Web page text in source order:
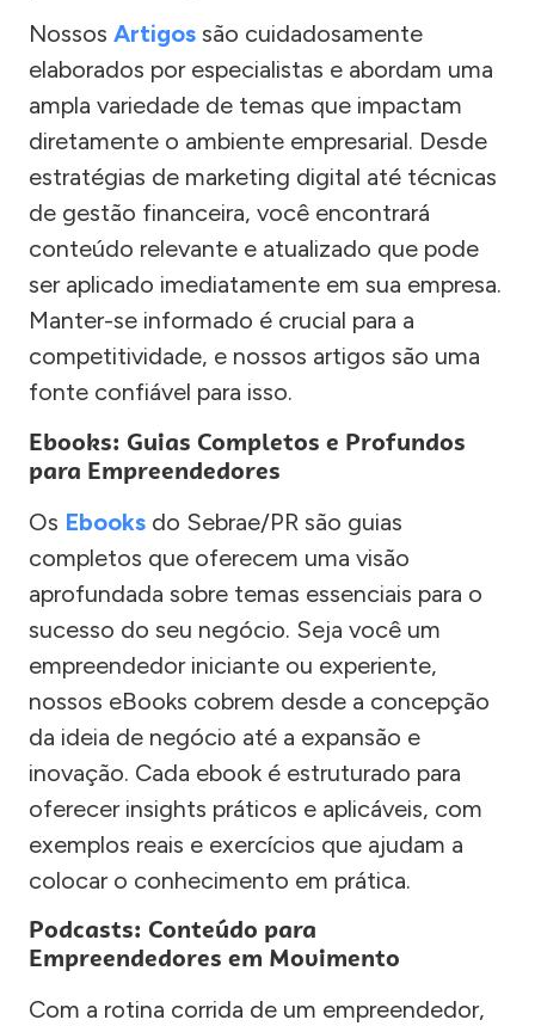
Nossos Artigos são cuidadosamente
elaborados por especialistas e abordam uma
ampla variedade de temas que impactam
diretamente o ambiente empresarial. Desde
estratégias de marketing digital até técnicas
de gestão financeira, você encontrará
conteúdo relevante e atualizado que pode
ser aplicado imediatamente em sua empresa.
Manter-se informado é crucial para a
competitividade, e nossos artigos são uma
fonte confiável para isso.
Ebooks: Guias Completos e Profundos
para Empreendedores
Os Ebooks do Sebrae/PR são guias
completos que oferecem uma visão
aprofundada sobre temas essenciais para o
sucesso do seu negócio. Seja você um
empreendedor iniciante ou experiente,
nossos eBooks cobrem desde a concepção
da ideia de negócio até a expansão e
inovação. Cada ebook é estruturado para
oferecer insights práticos e aplicáveis, com
exemplos reais e exercícios que ajudam a
colocar o conhecimento em prática.
Podcasts: Conteúdo para
Empreendedores em Movimento
Com a rotina corrida de um empreendedor,